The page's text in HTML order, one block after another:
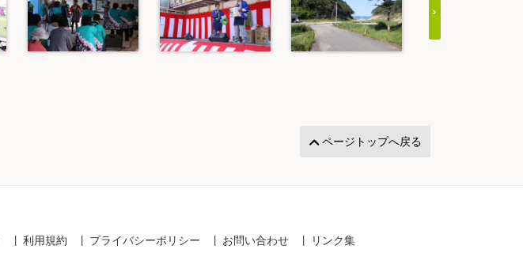
ページトップへ戻る
利用規約 プライバシーポリシー お問い合わせ リンク集